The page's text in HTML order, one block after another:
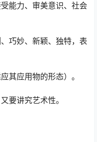
能力、审美意识、社会
巧妙、新颖、独特，表
其应用物的形态）。
要讲究艺术性。